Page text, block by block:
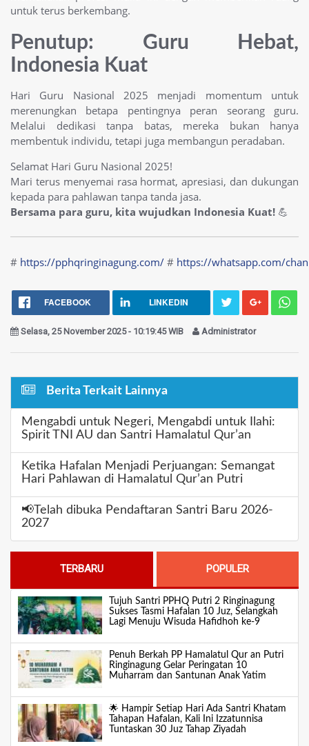
untuk terus berkembang.
Penutup: Guru Hebat,
Indonesia Kuat
Hari Guru Nasional 2025 menjadi momentum untuk
merenungkan betapa pentingnya peran seorang guru.
Melalui dedikasi tanpa batas, mereka bukan hanya
membentuk individu, tetapi juga membangun peradaban.
Selamat Hari Guru Nasional 2025!
Mari terus menyemai rasa hormat, apresiasi, dan dukungan
kepada para pahlawan tanpa tanda jasa.
Bersama para guru, kita wujudkan Indonesia Kuat! 💪
# https://pphqringinagung.com/ # https://whatsapp.com/
FACEBOOK LINKEDIN
Selasa, 25 November 2025 - 10:19:45 WIB Administrator
Berita Terkait Lainnya
Mengabdi untuk Negeri, Mengabdi untuk Ilahi:
Spirit TNI AU dan Santri Hamalatul Qur’an
Ketika Hafalan Menjadi Perjuangan: Semangat
Hari Pahlawan di Hamalatul Qur’an Putri
📢Telah dibuka Pendaftaran Santri Baru 2026-
2027
TERBARU POPULER
Tujuh Santri PPHQ Putri 2 Ringinagung
Sukses Tasmi Hafalan 10 Juz, Selangkah
Lagi Menuju Wisuda Hafidhoh ke-9
Penuh Berkah PP Hamalatul Qur an Putri
Ringinagung Gelar Peringatan 10
Muharram dan Santunan Anak Yatim
🌟 Hampir Setiap Hari Ada Santri Khatam
Tahapan Hafalan, Kali Ini Izzatunnisa
Tuntaskan 30 Juz Tahap Ziyadah